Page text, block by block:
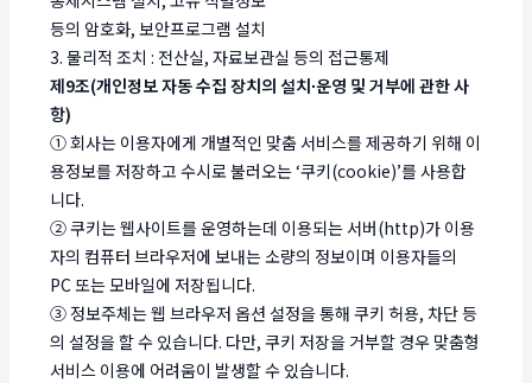
등의 암호화, 보안프로그램 설치
3. 물리적 조치 : 전산실, 자료보관실 등의 접근통제
제9조(개인정보 자동 수집 장치의 설치∙운영 및 거부에 관한 사
항)
① 회사는 이용자에게 개별적인 맞춤 서비스를 제공하기 위해 이
용정보를 저장하고 수시로 불러오는 ‘쿠키(cookie)’를 사용합
니다.
② 쿠키는 웹사이트를 운영하는데 이용되는 서버(http)가 이용
자의 컴퓨터 브라우저에 보내는 소량의 정보이며 이용자들의
PC 또는 모바일에 저장됩니다.
③ 정보주체는 웹 브라우저 옵션 설정을 통해 쿠키 허용, 차단 등
의 설정을 할 수 있습니다. 다만, 쿠키 저장을 거부할 경우 맞춤형
서비스 이용에 어려움이 발생할 수 있습니다.